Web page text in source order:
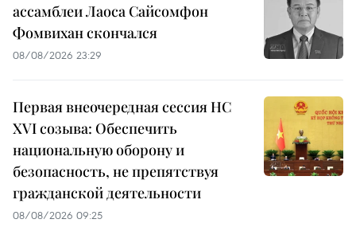
ассамблеи Лаоса Сайсомфон
Фомвихан скончался
08/08/2026 23:29
Первая внеочередная сессия НС
XVI созыва: Обеспечить
национальную оборону и
безопасность, не препятствуя
гражданской деятельности
08/08/2026 09:25